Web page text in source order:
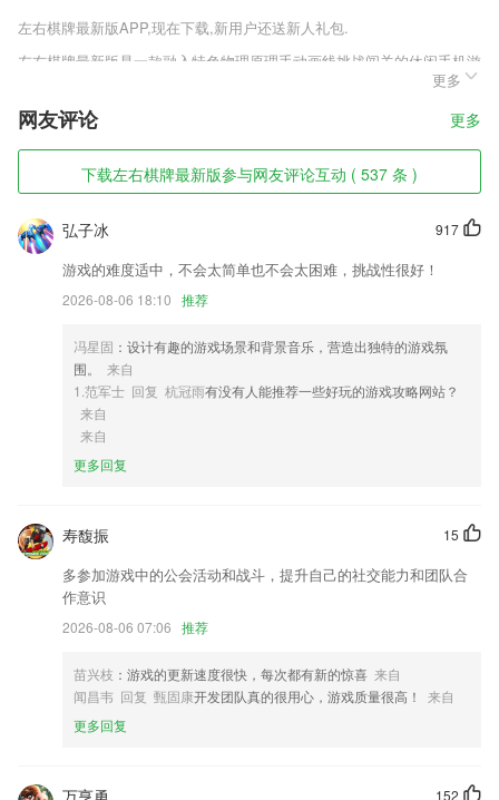
左右棋牌最新版APP,现在下载,新用户还送新人礼包.
左右棋牌最新版是一款融入特色物理原理手动画线挑战闯关的休闲手机游
戏，在游戏中需要时刻注意到小猫咪的行动线路，完成各种有趣的考验目
标，成功阻挡它的前进，保卫房间中的家具，它是以破坏家具为目标，争
取到更多解锁关卡的机会，得到较高的荣誉成就，面对不同困难性关卡，
需要展示快速的画线实力完成。
左右棋牌最新版软件特色
1,快速专注力训练
2,提供本地查询和离线查询两种查询方式，可以实现维语和汉语的双向翻
3,app可以在完全没网络的情况下去可以操作
4,翻页模式：水平/垂直滚动查看文档
5,海量课程任你选，千种科目，多种上课方式，随心学
6,在线观看超多不同短片视频，让你实时在线观看精彩短片更方便。
左右棋牌最新版软件优势
2.为所有医护人员都带来更好的更加专业的职业技巧培训平台。
3.AI互动课、电子点读课本、数字绘本和课课练等多样化数字产品形态，
可依据学校/机构已有课程体系灵活运用于课前、课中和课后，赋能整个
教学闭环。
4.·试题讨论精华，考生精选试题讨论，助力试题解惑；
5.图片识别，语音识别，词语连选
6.修复部分已知问题
左右棋牌最新版更新了什么?
更多
网友评论 更多
下载左右棋牌最新版参与网友评论互动 ( 537 条 )
917
弘子冰
游戏的难度适中，不会太简单也不会太困难，挑战性很好！
2026-08-06 18:10 推荐
冯星固 ：设计有趣的游戏场景和背景音乐，营造出独特的游戏氛
围。
来自
1.范军士 回复 杭冠雨有没有人能推荐一些好玩的游戏攻略网站？
来自
来自
更多回复
15
寿馥振
多参加游戏中的公会活动和战斗，提升自己的社交能力和团队合
作意识
2026-08-06 07:06 推荐
苗兴枝 ：游戏的更新速度很快，每次都有新的惊喜 来自
闻昌韦 回复 甄固康开发团队真的很用心，游戏质量很高！
来自
更多回复
152
万亨勇